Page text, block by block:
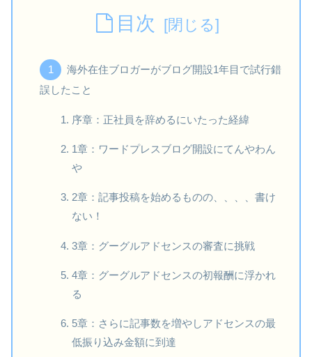
目次
海外在住ブロガーがブログ開設1年目で試行錯
誤したこと
序章：正社員を辞めるにいたった経緯
1章：ワードプレスブログ開設にてんやわん
や
2章：記事投稿を始めるものの、、、、書け
ない！
3章：グーグルアドセンスの審査に挑戦
4章：グーグルアドセンスの初報酬に浮かれ
る
5章：さらに記事数を増やしアドセンスの最
低振り込み金額に到達